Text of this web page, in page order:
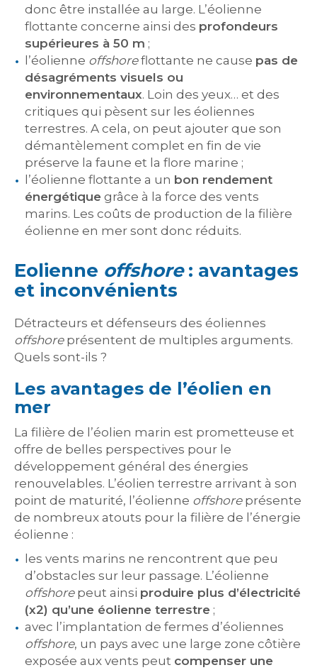
donc être installée au large. L’éolienne
flottante concerne ainsi des profondeurs
supérieures à 50 m ;
l’éolienne offshoreflottante ne cause pas de
désagréments visuels ou
environnementaux. Loin des yeux… et des
critiques qui pèsent sur les éoliennes
terrestres. A cela, on peut ajouter que son
démantèlement complet en fin de vie
préserve la faune et la flore marine ;
l’éolienne flottante a un bon rendement
énergétique grâce à la force des vents
marins. Les coûts de production de la filière
éolienne en mer sont donc réduits.
Eolienne offshore: avantages
et inconvénients
Détracteurs et défenseurs des éoliennes
offshoreprésentent de multiples arguments.
Quels sont-ils ?
Les avantages de l’éolien en
mer
La filière de l’éolien marin est prometteuse et
offre de belles perspectives pour le
développement général des énergies
renouvelables. L’éolien terrestre arrivant à son
point de maturité, l’éolienne offshoreprésente
de nombreux atouts pour la filière de l’énergie
éolienne :
les vents marins ne rencontrent que peu
d’obstacles sur leur passage. L’éolienne
offshorepeut ainsi produire plus d’électricité
(x2) qu’une éolienne terrestre ;
avec l’implantation de fermes d’éoliennes
offshore, un pays avec une large zone côtière
exposée aux vents peut compenser une